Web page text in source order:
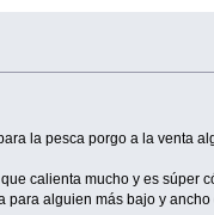
la pesca porgo a la venta
calienta mucho y es
para alguien más bajo y